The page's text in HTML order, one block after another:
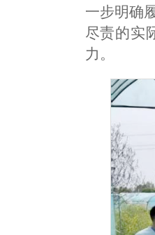
一步明确
尽责的实
力。